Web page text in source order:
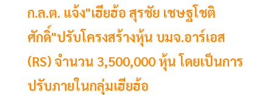
ก.ล.ต. แจ้ง"เฮียฮ้อ สุรชัย เชษฐโชติ
ศักดิ์"ปรับโครงสร้างหุ้น บมจ.อาร์เอส
(RS) จำนวน 3,500,000 หุ้น โดยเป็นการ
ปรับภายในกลุ่มเฮียฮ้อ